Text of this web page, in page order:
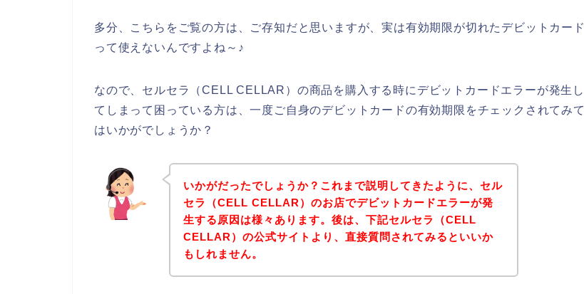
多分、こちらをご覧の方は、ご存知だと思いますが、実は有効期限が切れたデビットカード
って使えないんですよね～♪
なので、セルセラ（CELL CELLAR）の商品を購入する時にデビットカードエラーが発生し
てしまって困っている方は、一度ご自身のデビットカードの有効期限をチェックされてみて
はいかがでしょうか？
いかがだったでしょうか？これまで説明してきたように、セル
セラ（CELL CELLAR）のお店でデビットカードエラーが発
生する原因は様々あります。後は、下記セルセラ（CELL
CELLAR）の公式サイトより、直接質問されてみるといいか
もしれません。